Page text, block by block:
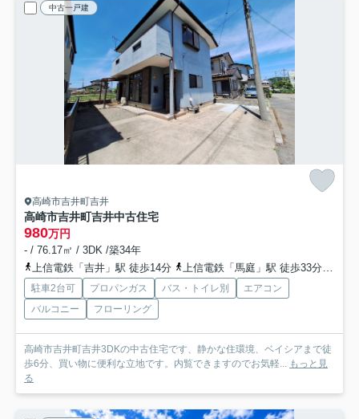
中古一戸建
高崎市吉井町吉井
高崎市吉井町吉井中古住宅
980万円
- / 76.17㎡ / 3DK /築34年
上信電鉄「吉井」駅 徒歩14分
上信電鉄「馬庭」駅 徒歩33分
駐車2台可 プロパンガス バス・トイレ別
エアコン
バルコニー
フローリング
高崎市吉井町吉井3DKの中古住宅です、静かな住環境、ベイシアまで徒
歩6分、買い物に便利な立地です。内覧できますのでお気軽...
もっと見
る